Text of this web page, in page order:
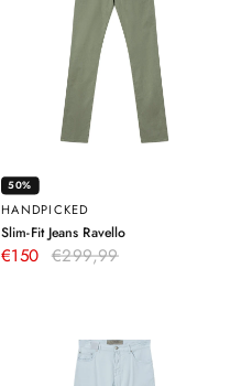
50%
HANDPICKED
Slim-Fit Jeans Ravello–
€150 €299,99